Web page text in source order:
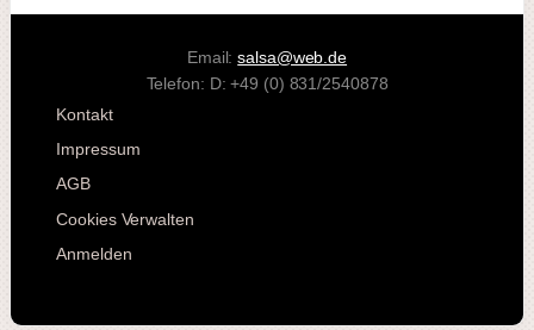
Email:salsa@web.de
Telefon: D: +49 (0) 831/2540878
Kontakt
Impressum
AGB
Cookies Verwalten
Anmelden